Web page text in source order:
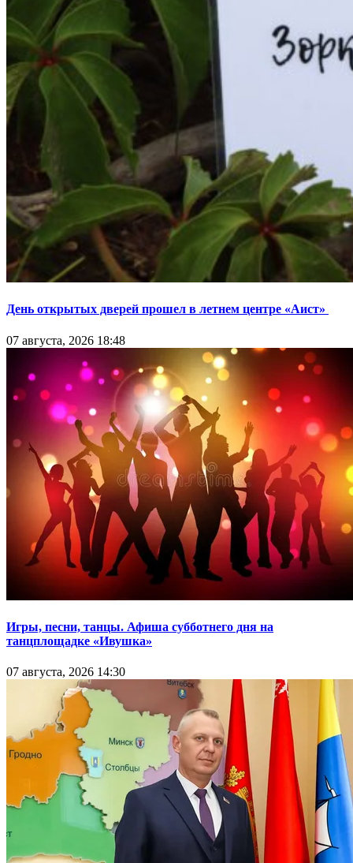
День открытых дверей прошел в летнем центре «Аист»
07 августа, 2026 18:48
Игры, песни, танцы. Афиша субботнего дня на
танцплощадке «Ивушка»
07 августа, 2026 14:30